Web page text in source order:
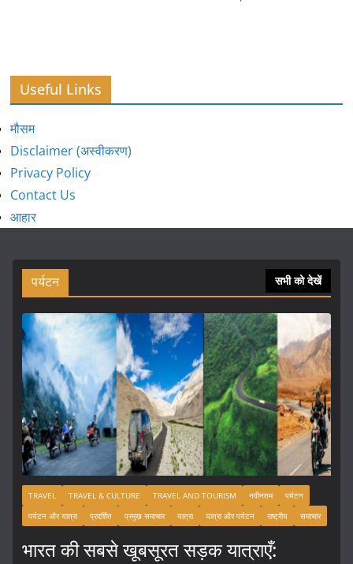
Useful Links
मौसम
Disclaimer (अस्वीकरण)
Privacy Policy
Contact Us
आहार
पर्यटन सभी को देखें
TRAVEL TRAVEL & CULTURE TRAVEL AND TOURISM नवीनतम
पर्यटन
पर्यटन और यात्रा
प्रदर्शित प्रमुख समाचार यात्रा यात्रा और पर्यटन राष्ट्रीय समाचार
भारत की सबसे खूबसूरत सड़क यात्राएँ: